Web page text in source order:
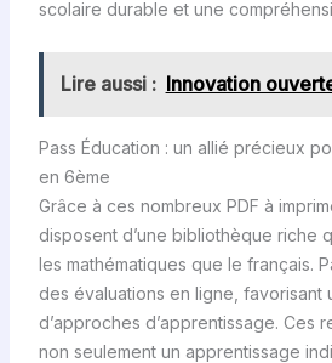
scolaire durable et une
Lire aussi : Innovation
Pass Éducation : un allié précieux
en 6ème
Grâce à ces nombreux PDF à
disposent d’une bibliothèque riche
les mathématiques que le français.
des évaluations en ligne, favorisant
d’approches d’apprentissage. Ces
non seulement un apprentissage